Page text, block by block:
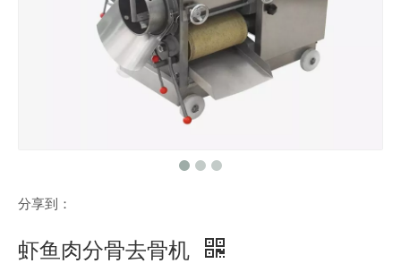
分享到：
虾鱼肉分骨去骨机